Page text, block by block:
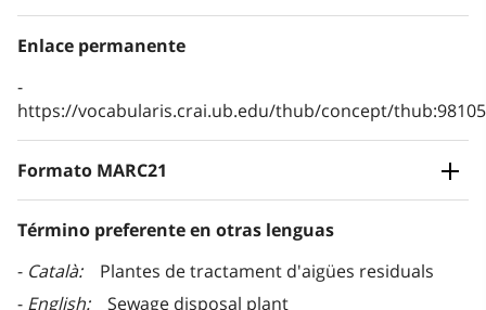
Enlace permanente
https://vocabularis.crai.ub.edu/thub/concept/
Formato MARC21
Término preferente en otras lenguas
Català
Plantes de tractament d'aigües residuals
English
Sewage disposal plant